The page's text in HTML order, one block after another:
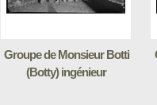
Groupe de Monsieur Botti
(Botty) ingénieur